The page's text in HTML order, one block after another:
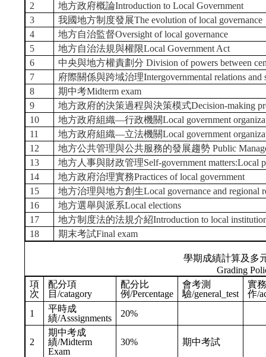
2
地方政府概論Introduction to Local Government
3
我國地方制度發展The evolution of local governance
4
地方自治監督Oversight of local governance
5
地方自治法規與權限Local Government Act
6
中央與地方權責劃分 Division of powers between
7
府際關係與跨域治理Intergovernmental relations and
8
期中考Midterm exam
9
地方政府的決策過程與決策模式Decision-making
10
地方政府組織—行政機關Local government
11
地方政府組織—立法機關Local government
12
地方公共管理與公共服務的發展趨勢 Public
13
地方人事與財政管理Self-government matters:Local
14
地方政府治理實務Practices of local government
15
地方治理與地方創生Local governance and regional
16
地方選舉與派系Local elections
17
地方制度法的法規介紹Introduction to local
18
期末考試Final exam
學期成績計算及多
Grading
項
次
配分項
目/catagory
配分比
例/Percentage
會考測
驗/general_test
實
作/
1
平時成
績/Asssignments
20%
2
期中考成
績/Midterm
Exam
30% 期中考試